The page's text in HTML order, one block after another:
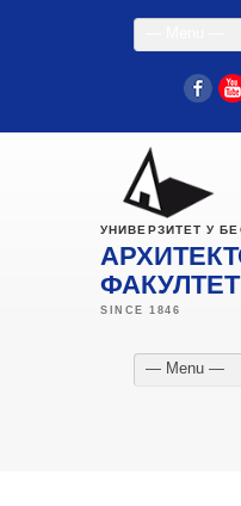
УНИВЕРЗИТЕТ У
ФАКУЛТЕТ
— Menu —